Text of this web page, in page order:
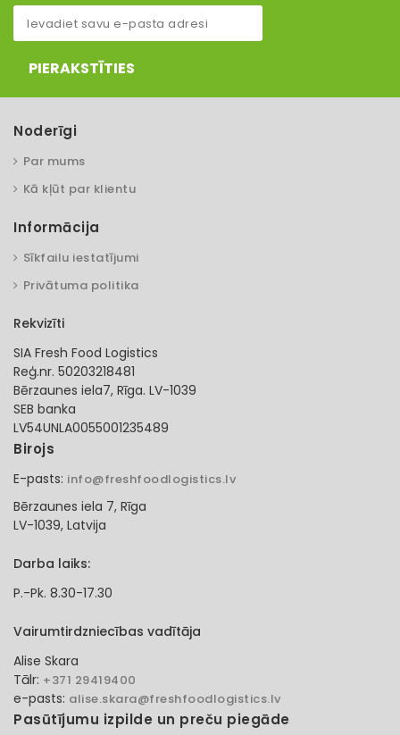
PIERAKSTĪTIES
Noderīgi
Par mums
Kā kļūt par klientu
Informācija
Sīkfailu iestatījumi
Privātuma politika
Rekvizīti
SIA Fresh Food Logistics
Reģ.nr. 50203218481
Bērzaunes iela7, Rīga. LV-1039
SEB banka
LV54UNLA0055001235489
Birojs
E-pasts: info@freshfoodlogistics.lv
Bērzaunes iela 7, Rīga
LV-1039, Latvija
Darba laiks:
P.-Pk. 8.30-17.30
Vairumtirdzniecības vadītāja
Alise Skara
Tālr: +371 29419400
e-pasts: alise.skara@freshfoodlogistics.lv
Pasūtījumu izpilde un preču piegāde